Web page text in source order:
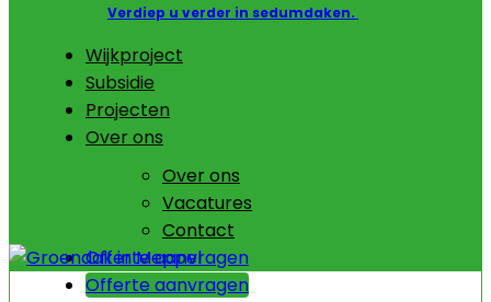
Verdiep u verder in sedumdaken.
Wijkproject
Subsidie
Projecten
Over ons
Over ons
Vacatures
Contact
Offerte aanvragen
Offerte aanvragen